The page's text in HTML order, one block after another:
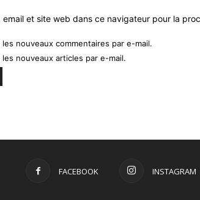
email et site web dans ce navigateur pour la
nouveaux commentaires par e-mail.
nouveaux articles par e-mail.
FACEBOOK INSTAGRAM